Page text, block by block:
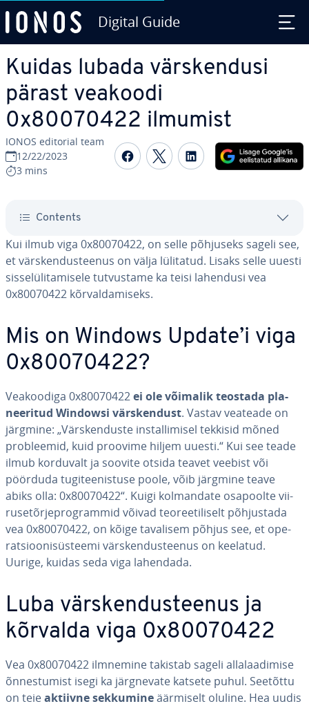
Digital Guide
Kuidas lubada värs­ken­dusi
pärast veakoodi
0x80070422 ilmumist
IONOS editorial team
12/22/2023
3 mins
Share on Facebook
Share on Twitter
Share on
Contents
Kui ilmub viga 0x80070422, on selle põhjuseks sageli see,
et värs­ken­dus­tee­nus on välja lülitatud. Lisaks selle uuesti
sis­se­lü­li­ta­misele tut­vus­tame ka teisi lahendusi vea
0x80070422 kõr­val­da­miseks.
Mis on Windows Update’i viga
0x80070422?
Vea­koo­diga 0x80070422ei ole võimalik teostada pla­
nee­ri­tud Windowsi värs­ken­dust. Vastav veateade on
järgmine: „Värs­ken­duste ins­tal­li­misel tekkisid mõned
prob­lee­mid, kuid proovime hiljem uuesti.“ Kui see teade
ilmub korduvalt ja soovite otsida teavet veebist või
pöörduda tu­gi­tee­nis­tuse poole, võib järgmine teave
abiks olla: 0x80070422“. Kuigi kol­man­date osapoolte vii­
ruse­tõr­je­prog­ram­mid võivad teo­ree­ti­li­selt põh­jus­tada
vea 0x80070422, on kõige tavalisem põhjus see, et ope­
rat­sioo­ni­süs­teemi värs­ken­dus­tee­nus on keelatud.
Uurige, kuidas seda viga lahendada.
Luba värs­ken­dus­tee­nus ja
kõrvalda viga 0x80070422
Vea 0x80070422 ilmnemine takistab sageli al­la­laa­di­mise
õn­nes­tu­mist isegi ka järg­ne­vate katsete puhul. Seetõttu
on teieaktiivne sekkumineäärmiselt oluline. Hea uudis